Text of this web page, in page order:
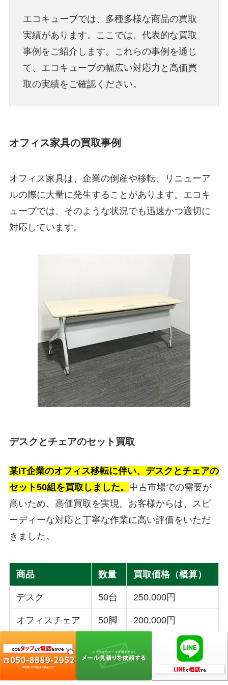
エコキューブでは、多種多様な商品の買取
実績があります。ここでは、代表的な買取
事例をご紹介します。これらの事例を通じ
て、エコキューブの幅広い対応力と高価買
取の実績をご確認ください。
オフィス家具の買取事例
オフィス家具は、企業の倒産や移転、リニューア
ルの際に大量に発生することがあります。エコキ
ューブでは、そのような状況でも迅速かつ適切に
対応しています。
デスクとチェアのセット買取
某IT企業のオフィス移転に伴い、デスクとチェアの
セット50組を買取しました。 中古市場での需要が
高いため、高価買取を実現。お客様からは、スピ
ーディーな対応と丁寧な作業に高い評価をいただ
きました。
商品 数量 買取価格（概算）
デスク 50台 250,000円
オフィスチェア 50脚 200,000円
会議室用テーブルと椅子の買取